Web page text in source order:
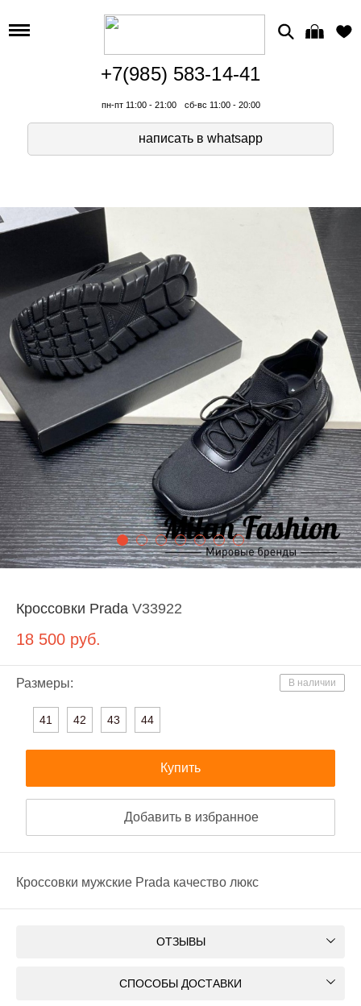
+7(985) 583-14-41
пн-пт 11:00 - 21:00 сб-вс 11:00 - 20:00
написать в whatsapp
Кроссовки Prada V33922
18 500 руб.
В наличии
Размеры:
41 42 43 44
Купить
Добавить в избранное
Кроссовки мужские Prada качество люкс
ОТЗЫВЫ
СПОСОБЫ ДОСТАВКИ